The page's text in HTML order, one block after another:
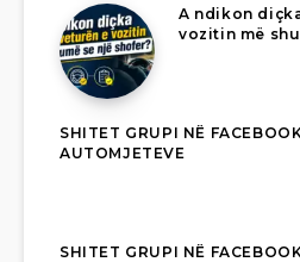
A ndikon
vozitin më
SHITET GRUPI NË
AUTOMJETEVE
SHITET GRUPI NË